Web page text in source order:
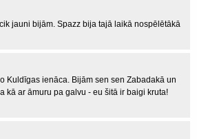
jauni bijām. Spazz bija tajā laikā nospēlētākā
Kuldīgas ienāca. Bijām sen sen Zabadakā un
kā ar āmuru pa galvu - eu šitā ir baigi kruta!